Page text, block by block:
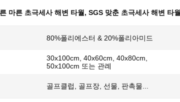
마른 초극세사 해변 타월 , SGS 맞춘 초극세사 해변 타월
80%폴리에스터 & 20%폴리아미드
30x100cm, 40x60cm, 40x80cm,
50x100cm 또는 관례
골프클럽, 골프장, 선물, 판촉물...